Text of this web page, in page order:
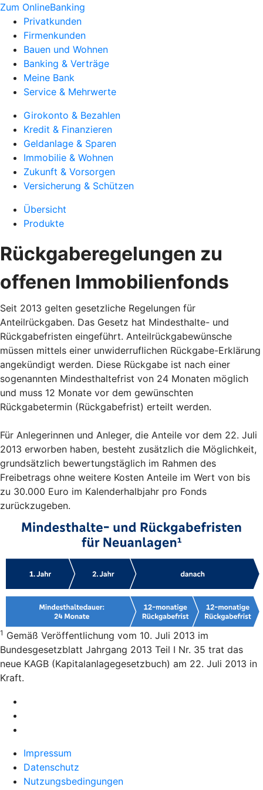
Zum OnlineBanking
Privatkunden
Firmenkunden
Bauen und Wohnen
Banking & Verträge
Meine Bank
Service & Mehrwerte
Girokonto & Bezahlen
Kredit & Finanzieren
Geldanlage & Sparen
Immobilie & Wohnen
Zukunft & Vorsorgen
Versicherung & Schützen
Übersicht
Produkte
Rückgaberegelungen zu
offenen Immobilienfonds
Seit 2013 gelten gesetzliche Regelungen für
Anteilrückgaben. Das Gesetz hat Mindesthalte- und
Rückgabefristen eingeführt. Anteilrückgabewünsche
müssen mittels einer unwiderruflichen Rückgabe-Erklärung
angekündigt werden. Diese Rückgabe ist nach einer
sogenannten Mindesthaltefrist von 24 Monaten möglich
und muss 12 Monate vor dem gewünschten
Rückgabetermin (Rückgabefrist) erteilt werden.
Für Anlegerinnen und Anleger, die Anteile vor dem 22. Juli
2013 erworben haben, besteht zusätzlich die Möglichkeit,
grundsätzlich bewertungstäglich im Rahmen des
Freibetrags ohne weitere Kosten Anteile im Wert von bis
zu 30.000 Euro im Kalenderhalbjahr pro Fonds
zurückzugeben.
1 Gemäß Veröffentlichung vom 10. Juli 2013 im
Bundesgesetzblatt Jahrgang 2013 Teil I Nr. 35 trat das
neue KAGB (Kapitalanlagegesetzbuch) am 22. Juli 2013 in
Kraft.
Impressum
Datenschutz
Nutzungsbedingungen